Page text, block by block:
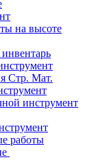
на высоте
Стр. Мат.
инструмент
работы